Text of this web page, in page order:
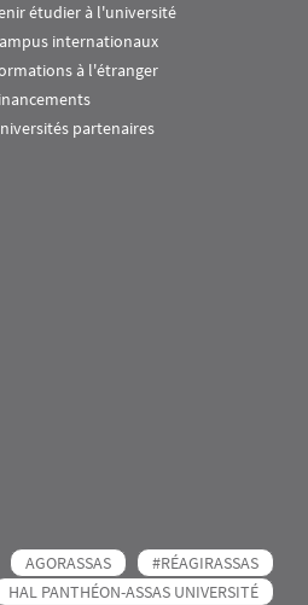
étudier à l'université
internationaux
à l'étranger
partenaires
AGORASSAS
#RÉAGIRASSAS
HAL PANTHÉON-ASSAS UNIVERSITÉ